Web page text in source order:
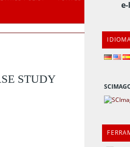
e-
IDIOMA
STUDY